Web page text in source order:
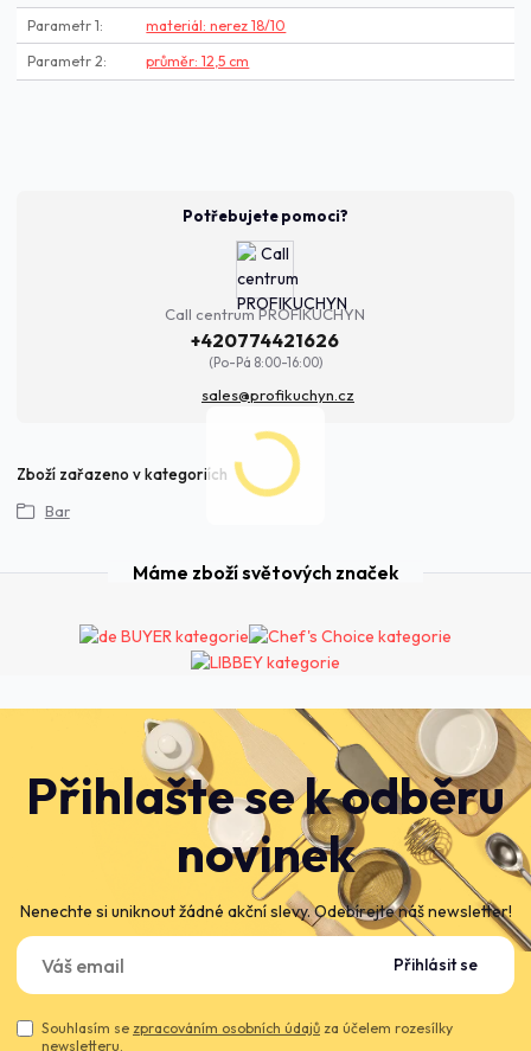
Parametr 1 materiál: nerez 18/10
Parametr 2 průměr: 12,5 cm
Potřebujete pomoci?
Call centrum PROFIKUCHYN
+420774421626
(Po-Pá 8:00-16:00)
sales@profikuchyn.cz
Zboží zařazeno v kategoriích
Bar
Přihlašte se k odběru
novinek
Nenechte si uniknout žádné akční slevy. Odebírejte náš newsletter!
Přihlásit se
Souhlasím se zpracováním osobních údajů za účelem rozesílky
newsletteru.
Máme zboží světových značek